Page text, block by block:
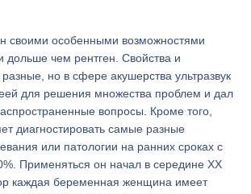
своими особенными возможностями
дольше чем рентген. Свойства и
но в сфере акушерства ультразвук
для решения множества проблем и дал
вопросы. Кроме того,
диагностировать самые разные
или патологии на ранних сроках с
Применяться он начал в середине ХХ
каждая беременная женщина имеет